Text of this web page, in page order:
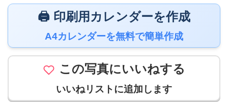
🖨️ 印刷用カレンダーを作成
A4カレンダーを無料で簡単作成
この写真にいいねする
いいねリストに追加します